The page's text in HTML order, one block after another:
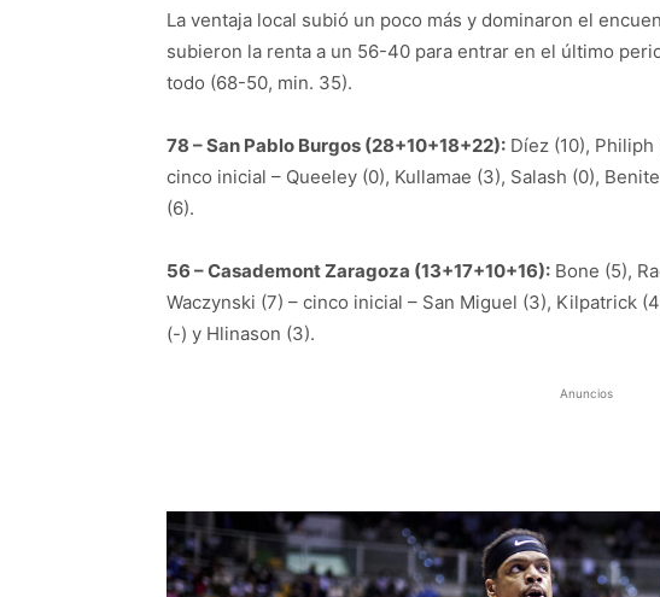
La ventaja local subió un poco más y dominaron el
subieron la renta a un 56-40 para entrar en el último
todo (68-50, min. 35).
78 – San Pablo Burgos (28+10+18+22): Díez (10), Philiph
cinco inicial – Queeley (0), Kullamae (3), Salash (0),
(6).
56 – Casademont Zaragoza (13+17+10+16): Bone (5),
Waczynski (7) – cinco inicial – San Miguel (3), Kilpatrick
(-) y Hlinason (3).
Anuncios